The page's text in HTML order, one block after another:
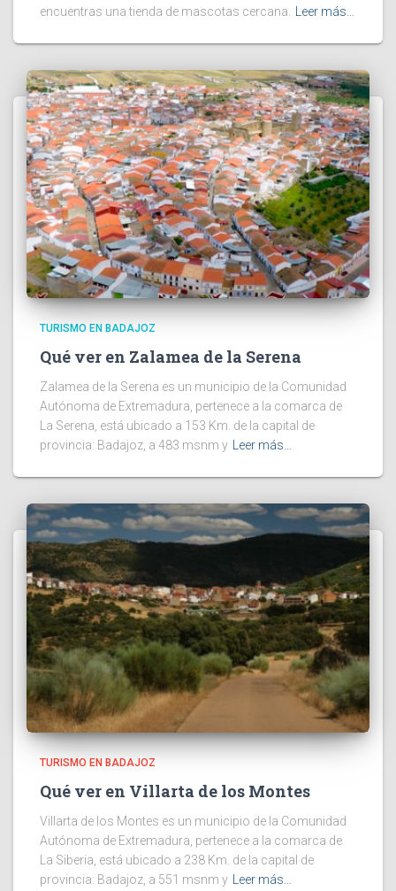
encuentras una tienda de mascotas cercana.
Leer más…
TURISMO EN BADAJOZ
Qué ver en Zalamea de la Serena
Zalamea de la Serena es un municipio de la Comunidad
Autónoma de Extremadura, pertenece a la comarca de
La Serena, está ubicado a 153 Km. de la capital de
provincia: Badajoz, a 483 msnm y Leer más…
TURISMO EN BADAJOZ
Qué ver en Villarta de los Montes
Villarta de los Montes es un municipio de la Comunidad
Autónoma de Extremadura, pertenece a la comarca de
La Siberia, está ubicado a 238 Km. de la capital de
provincia: Badajoz, a 551 msnm y
Leer más…